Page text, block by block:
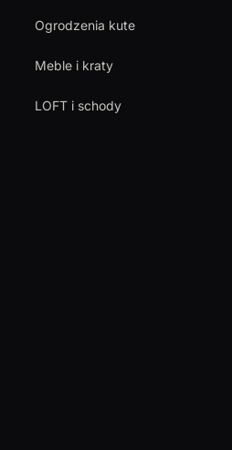
Ogrodzenia kute
Meble i kraty
LOFT i schody